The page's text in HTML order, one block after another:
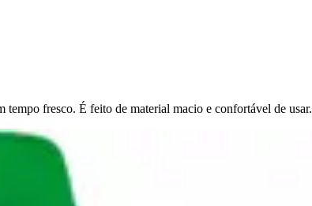
tempo fresco. É feito de material macio e confortável de usar.